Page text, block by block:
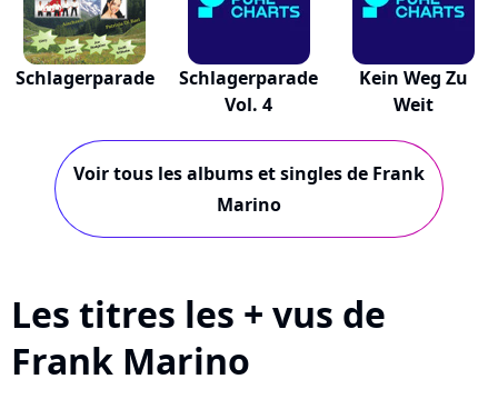
Schlagerparade
Schlagerparade
Vol. 4
Kein Weg Zu
Weit
Voir tous les albums et singles de Frank
Marino
Les titres les + vus de
Frank Marino